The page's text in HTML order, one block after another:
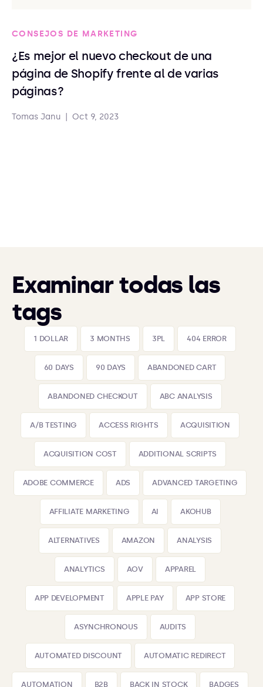
CONSEJOS DE MARKETING
¿Es mejor el nuevo checkout de una
página de Shopify frente al de varias
páginas?
Tomas Janu Oct 9, 2023
Examinar todas las
tags
1 DOLLAR 3 MONTHS 3PL 404 ERROR
60 DAYS 90 DAYS ABANDONED CART
ABANDONED CHECKOUT ABC ANALYSIS
A/B TESTING ACCESS RIGHTS ACQUISITION
ACQUISITION COST ADDITIONAL SCRIPTS
ADOBE COMMERCE ADS ADVANCED TARGETING
AFFILIATE MARKETING AI AKOHUB
ALTERNATIVES AMAZON ANALYSIS
ANALYTICS AOV APPAREL
APP DEVELOPMENT APPLE PAY APP STORE
ASYNCHRONOUS AUDITS
AUTOMATED DISCOUNT AUTOMATIC REDIRECT
AUTOMATION B2B BACK IN STOCK BADGES